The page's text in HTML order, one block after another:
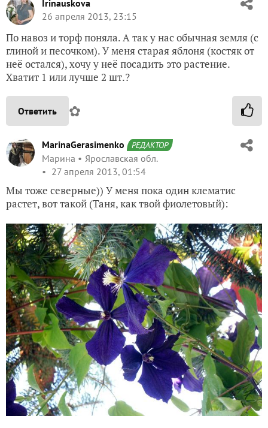
Irinauskova
26 апреля 2013, 23:15
По навоз и торф поняла. А так у нас обычная земля (с
глиной и песочком). У меня старая яблоня (костяк от
неё остался), хочу у неё посадить это растение.
Хватит 1 или лучше 2 шт.?
Ответить ✿
MarinaGerasimenko РЕДАКТОР
Марина
Ярославская обл.
27 апреля 2013, 01:54
Мы тоже северные)) У меня пока один клематис
растет, вот такой (Таня, как твой фиолетовый):